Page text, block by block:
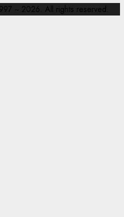
~ 2026. All rights reserved.